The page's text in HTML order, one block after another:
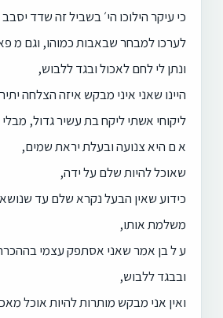
כי עיקר הילוכו הי׳ בשביל זה שדד יסבב
לערכו למבחר שבאבות כמוהו, וגם מ
ונתן לי לחם לאכול ובגד ללבוש,
היינו שאני איני מבקש איזה הצלחה
ליקוחי אשתי ליקח בת עשיר גדול,
א ם היא צנועה ובעלת יראת שמים,
שאוכל להיות שלם על ידה,
כידוע שאין הבעל נקרא שלם עד
משלמת אותו,
ע ל בן אמר שאני אסתפק עצמי
ובבגד ללבוש,
ואין אני מבקש מותרות להיות אוכל